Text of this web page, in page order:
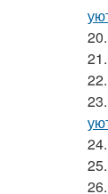
20.
21.
22.
23.
24.
25.
26.